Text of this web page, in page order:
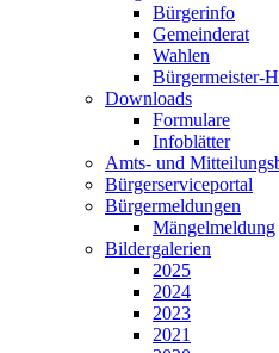
Bürgerinfo
Gemeinderat
Wahlen
Bürgermeister-
Downloads
Formulare
Infoblätter
Amts- und
Bürgerserviceportal
Bürgermeldungen
Mängelmeldung
Bildergalerien
2025
2024
2023
2021